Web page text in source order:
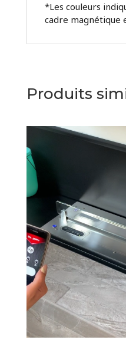
*Les couleurs
cadre magnétique
Produits